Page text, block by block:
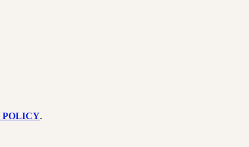
POLICY.